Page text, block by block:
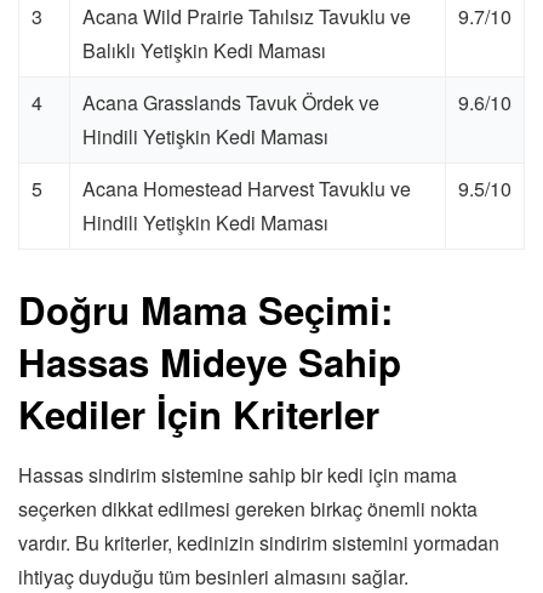
3
Acana Wild Prairie Tahılsız Tavuklu ve
Balıklı Yetişkin Kedi Maması
9.7/10
4
Acana Grasslands Tavuk Ördek ve
Hindili Yetişkin Kedi Maması
9.6/10
5
Acana Homestead Harvest Tavuklu ve
Hindili Yetişkin Kedi Maması
9.5/10
Doğru Mama Seçimi:
Hassas Mideye Sahip
Kediler İçin Kriterler
Hassas sindirim sistemine sahip bir kedi için mama
seçerken dikkat edilmesi gereken birkaç önemli nokta
vardır. Bu kriterler, kedinizin sindirim sistemini yormadan
ihtiyaç duyduğu tüm besinleri almasını sağlar.